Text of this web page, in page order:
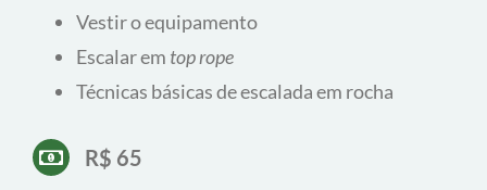
Atividade rápida para quem quer ter um primeiro
contato com a escalada em rocha. Recomendamos
que os interessados nos curso básicos façam antes
antes de se comprometer com um curso de